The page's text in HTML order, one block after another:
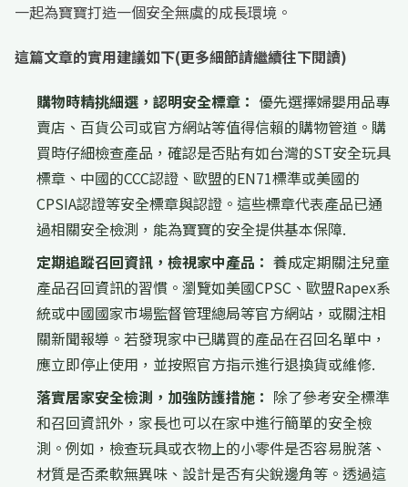
一起為寶寶打造一個安全無虞的成長環境。
這篇文章的實用建議如下(更多細節請繼續往下閱讀)
購物時精挑細選，認明安全標章： 優先選擇婦嬰用品專
賣店、百貨公司或官方網站等值得信賴的購物管道。購
買時仔細檢查產品，確認是否貼有如台灣的ST安全玩具
標章、中國的CCC認證、歐盟的EN71標準或美國的
CPSIA認證等安全標章與認證。這些標章代表產品已通
過相關安全檢測，能為寶寶的安全提供基本保障.
定期追蹤召回資訊，檢視家中產品： 養成定期關注兒童
產品召回資訊的習慣。瀏覽如美國CPSC、歐盟Rapex系
統或中國國家市場監督管理總局等官方網站，或關注相
關新聞報導。若發現家中已購買的產品在召回名單中，
應立即停止使用，並按照官方指示進行退換貨或維修.
落實居家安全檢測，加強防護措施： 除了參考安全標準
和召回資訊外，家長也可以在家中進行簡單的安全檢
測。例如，檢查玩具或衣物上的小零件是否容易脫落、
材質是否柔軟無異味、設計是否有尖銳邊角等。透過這